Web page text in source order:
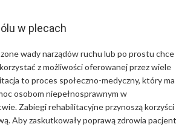
w plecach
wady narządów ruchu lub po prostu chce
z możliwości oferowanej przez wiele
to proces społeczno-medyczny, który ma
osobom niepełnosprawnym w
Zabiegi rehabilitacyjne przynoszą korzyści
Aby zaskutkowały poprawą zdrowia